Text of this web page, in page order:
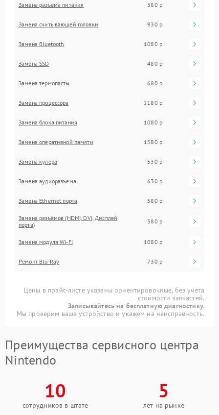
Замена разъема питания 380 р
Замена считывающей головки 930 р
Замена Bluetooth 1080 р
Замена SSD 480 р
Замена термопасты 680 р
Замена процессора 2180 р
Замена блока питания 1080 р
Замена оперативной памяти 1580 р
Замена кулера 530 р
Замена аудиоразъема 630 р
Замена Ethernet порта 580 р
Замена разъёмов (HDMI, DVI, Дисплей
порта)
380 р
Замена модуля Wi-Fi 1080 р
Ремонт Blu-Ray 730 р
Цены в прайс-листе указаны ориентировочные, без учета
стоимости запчастей.
Записывайтесь на бесплатную диагностику.
Мы проверим ваше устройство и укажем на неисправность.
Преимущества сервисного центра
Nintendo
10
сотрудников в штате
5
лет на рынке